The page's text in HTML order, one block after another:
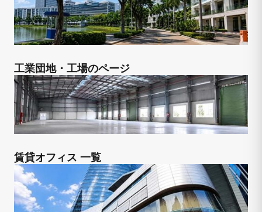
工業団地・工場のページ
賃貸オフィス 一覧